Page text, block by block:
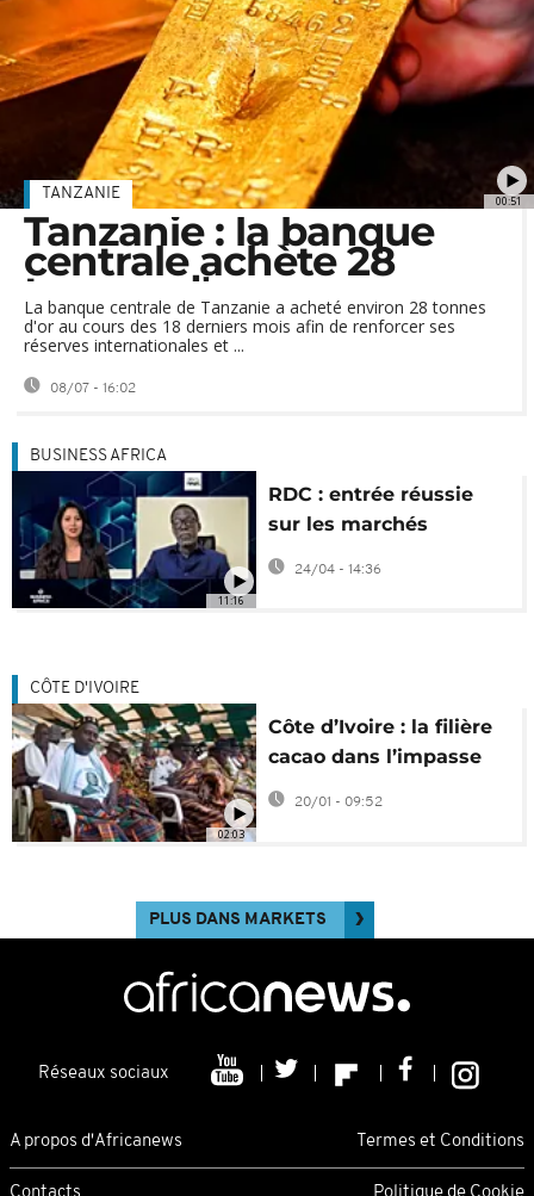
00:51
TANZANIE
Tanzanie : la banque
centrale achète 28
tonnes d'or pour
renforcer ses réserves
La banque centrale de Tanzanie a acheté environ 28 tonnes
d'or au cours des 18 derniers mois afin de renforcer ses
réserves internationales et ...
08/07 - 16:02
11:16
BUSINESS AFRICA
RDC : entrée réussie
sur les marchés
internationaux
[Business Africa]
24/04 - 14:36
02:03
CÔTE D'IVOIRE
Côte d’Ivoire : la filière
cacao dans l’impasse
faute d'exportations
20/01 - 09:52
PLUS DANS MARKETS
Réseaux sociaux
A propos d'Africanews Termes et Conditions